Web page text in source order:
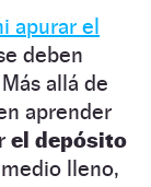
apurar el
deben
Más allá de
aprender
el depósito
lleno,